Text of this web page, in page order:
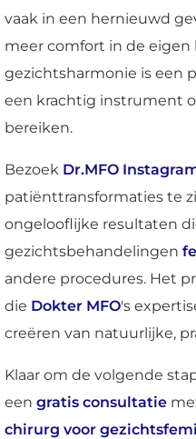
vaak in een hernieuwd
meer comfort in de eigen
gezichtsharmonie is een
een krachtig instrument
bereiken.
Bezoek Dr.MFO
patiënttransformaties te
ongelooflijke resultaten
gezichtsbehandelingen
andere procedures. Het
die Dokter MFO's
creëren van natuurlijke,
Klaar om de volgende
een gratis consultatie
chirurg voor